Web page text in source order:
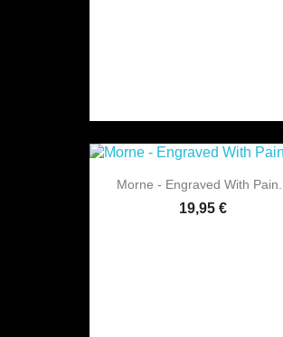
Morne - Engraved With Pain...
19,95 €